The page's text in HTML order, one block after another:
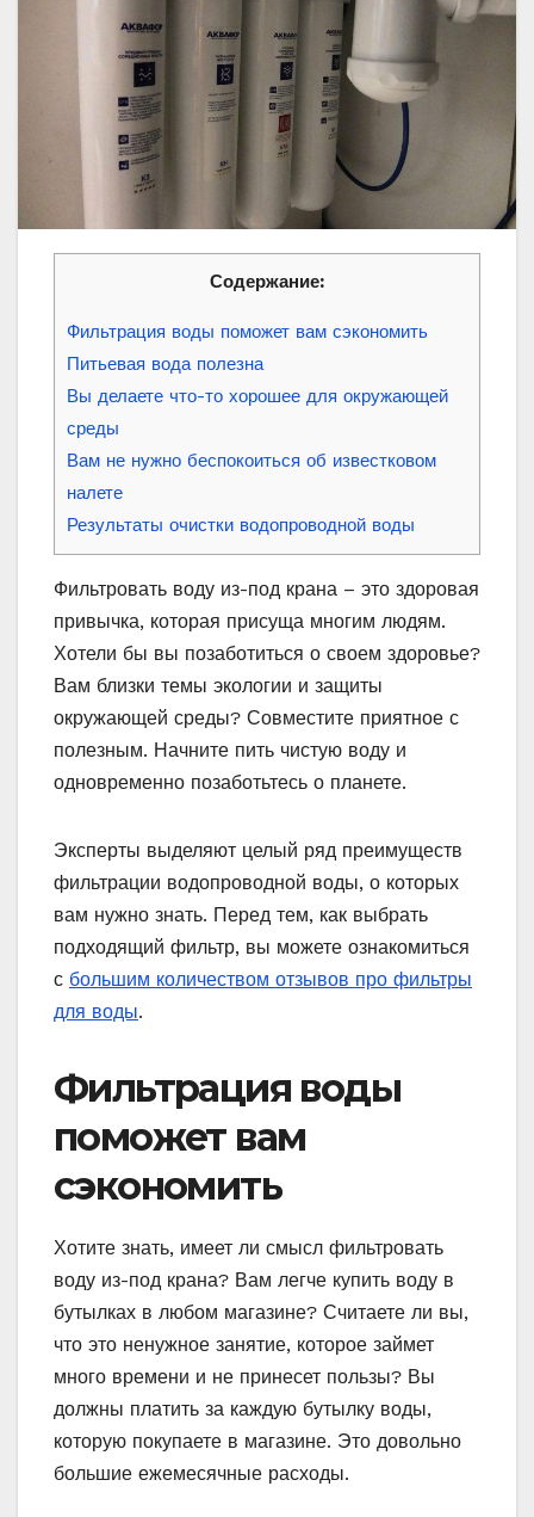
Содержание:
Фильтрация воды поможет вам сэкономить
Питьевая вода полезна
Вы делаете что-то хорошее для окружающей
среды
Вам не нужно беспокоиться об известковом
налете
Результаты очистки водопроводной воды
Фильтровать воду из-под крана – это здоровая
привычка, которая присуща многим людям.
Хотели бы вы позаботиться о своем здоровье?
Вам близки темы экологии и защиты
окружающей среды? Совместите приятное с
полезным. Начните пить чистую воду и
одновременно позаботьтесь о планете.
Эксперты выделяют целый ряд преимуществ
фильтрации водопроводной воды, о которых
вам нужно знать. Перед тем, как выбрать
подходящий фильтр, вы можете ознакомиться
с большим количеством отзывов про фильтры
для воды.
Фильтрация воды
поможет вам
сэкономить
Хотите знать, имеет ли смысл фильтровать
воду из-под крана? Вам легче купить воду в
бутылках в любом магазине? Считаете ли вы,
что это ненужное занятие, которое займет
много времени и не принесет пользы? Вы
должны платить за каждую бутылку воды,
которую покупаете в магазине. Это довольно
большие ежемесячные расходы.